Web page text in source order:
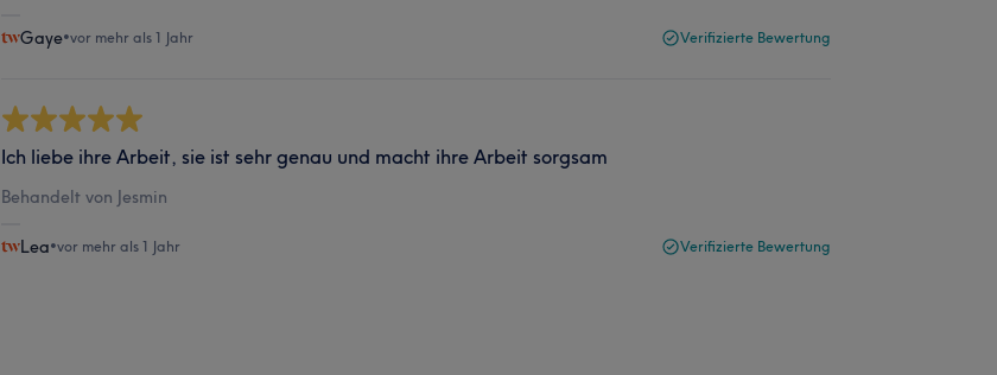
Gaye•vor mehr als 1 Jahr Verifizierte Bewertung
Ich liebe ihre Arbeit, sie ist sehr genau und macht ihre Arbeit sorgsam
Behandelt von Jesmin
Lea•vor mehr als 1 Jahr Verifizierte Bewertung